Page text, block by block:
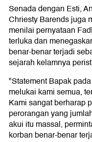
Senada dengan Esti,
Chriesty Barends juga
menilai pernyataan
terluka dan
benar-benar terjadi
sejarah kelamnya
"Statement Bapak
melukai kami semua,
Kami sangat berharap
perorangan yang
akui itu massal,
korban benar-benar